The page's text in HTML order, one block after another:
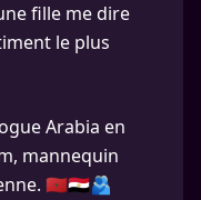
fille me dire
le plus
Arabia en
mannequin
🇲🇦🇪🇬🫂